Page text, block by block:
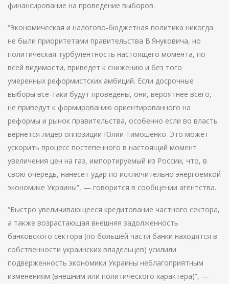
финансирование на проведение выборов.
“Экономическая и налогово-бюджетная политика никогда
не были приоритетами правительства В.Януковича, но
политическая турбулентность настоящего момента, по
всей видимости, приведет к снижению и без того
умеренных реформистских амбиций. Если досрочные
выборы все-таки будут проведены, они, вероятнее всего,
не приведут к формированию ориентированного на
реформы и рынок правительства, особенно если во власть
вернется лидер оппозиции Юлии Тимошенко. Это может
ускорить процесс постепенного в настоящий момент
увеличения цен на газ, импортируемый из России, что, в
свою очередь, нанесет удар по исключительно энергоемкой
экономике Украины”, — говорится в сообщении агентства.
“Быстро увеличивающееся кредитование частного сектора,
а также возрастающая внешняя задолженность
банковского сектора (по большей части банки находятся в
собственности украинских владельцев) усилили
подверженность экономики Украины неблагоприятным
изменениям (внешним или политического характера)”, —